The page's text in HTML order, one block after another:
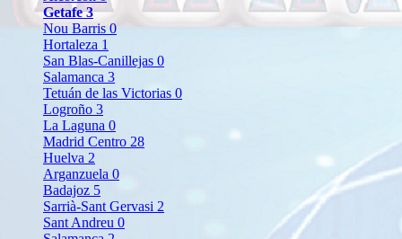
Getafe3
Nou Barris0
Hortaleza 1
San Blas-Canillejas 0
Salamanca 3
Tetuán de las Victorias 0
Logroño 3
La Laguna 0
Madrid Centro 28
Huelva 2
Arganzuela 0
Badajoz 5
Sarrià-Sant Gervasi 2
Sant Andreu 0